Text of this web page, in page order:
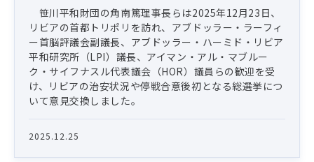
笹川平和財団の角南篤理事長らは2025年12月23日、
リビアの首都トリポリを訪れ、アブドッラー・ラーフィ
ー首脳評議会副議長、アブドッラー・ハーミド・リビア
平和研究所（LPI）議長、アイマン・アル・マブルー
ク・サイフナスル代表議会（HOR）議員らの歓迎を受
け、リビアの治安状況や停戦合意後初となる総選挙につ
いて意見交換しました。
2025.12.25